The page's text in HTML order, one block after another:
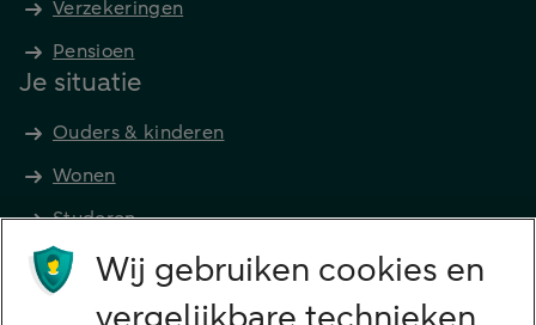
Verzekeringen
Pensioen
Je situatie
Ouders & kinderen
Wonen
Studeren
Preferred Banking
Wij gebruiken cookies en